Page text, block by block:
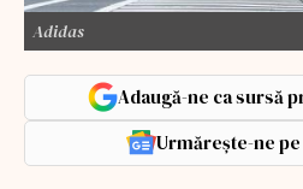
Adidas
Adaugă-ne ca sursă
Urmărește-ne pe